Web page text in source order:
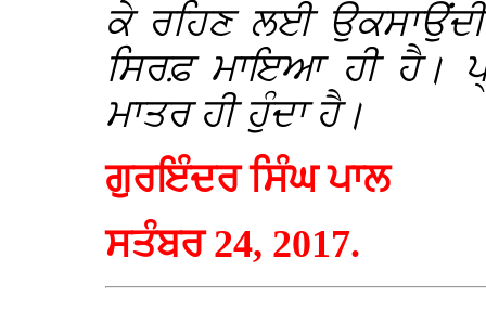
ਕੇ ਰਹਿਣ ਲਈ
ਸਿਰਫ਼ ਮਾਇਆ ਹੀ ਹੈ।
ਮਾਤਰ ਹੀ ਹੁੰਦਾ ਹੈ।
ਗੁਰਇੰਦਰ ਸਿੰਘ ਪਾਲ
ਸਤੰਬਰ 24, 2017.